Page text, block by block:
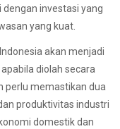
investasi yang
yang kuat.
akan menjadi
diolah secara
perlu memastikan dua
produktivitas industri
domestik dan